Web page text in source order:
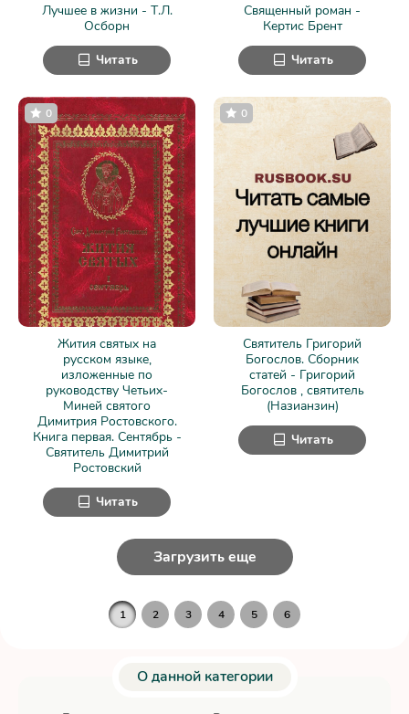
Лучшее в жизни - Т.Л.
Осборн
Читать
Священный роман -
Кертис Брент
Читать
Жития святых на
русском языке,
изложенные по
руководству Четьих-
Миней святого
Димитрия Ростовского.
Книга первая. Сентябрь -
Святитель Димитрий
Ростовский
0
Читать
Святитель Григорий
Богослов. Сборник
статей - Григорий
Богослов , святитель
(Назианзин)
0
Читать
Загрузить еще
1 2 3 4 5 6
О данной категории